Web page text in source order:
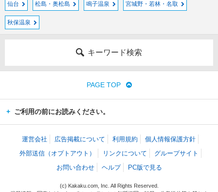
仙台 松島・奥松島 鳴子温泉 宮城野・若林・名取
秋保温泉
キーワード検索
PAGE TOP
ご利用の前にお読みください。
運営会社 広告掲載について 利用規約
個人情報保護方針
外部送信（オプトアウト）
リンクについて
グループサイト
お問い合わせ
ヘルプ PC版で見る
(c) Kakaku.com, Inc. All Rights Reserved.